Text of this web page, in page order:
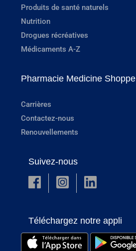
Produits de santé naturels
Nutrition
Drogues récréatives
Médicaments A-Z
Pharmacie Medicine Shoppe
Carrières
Contactez-nous
Renouvellements
Suivez-nous
Téléchargez notre appli